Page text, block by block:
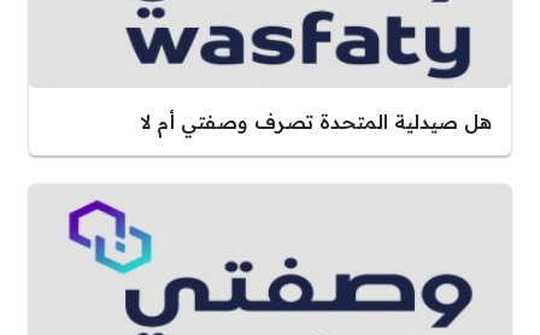
هل صيدلية المتحدة تصرف وصفتي أم لا